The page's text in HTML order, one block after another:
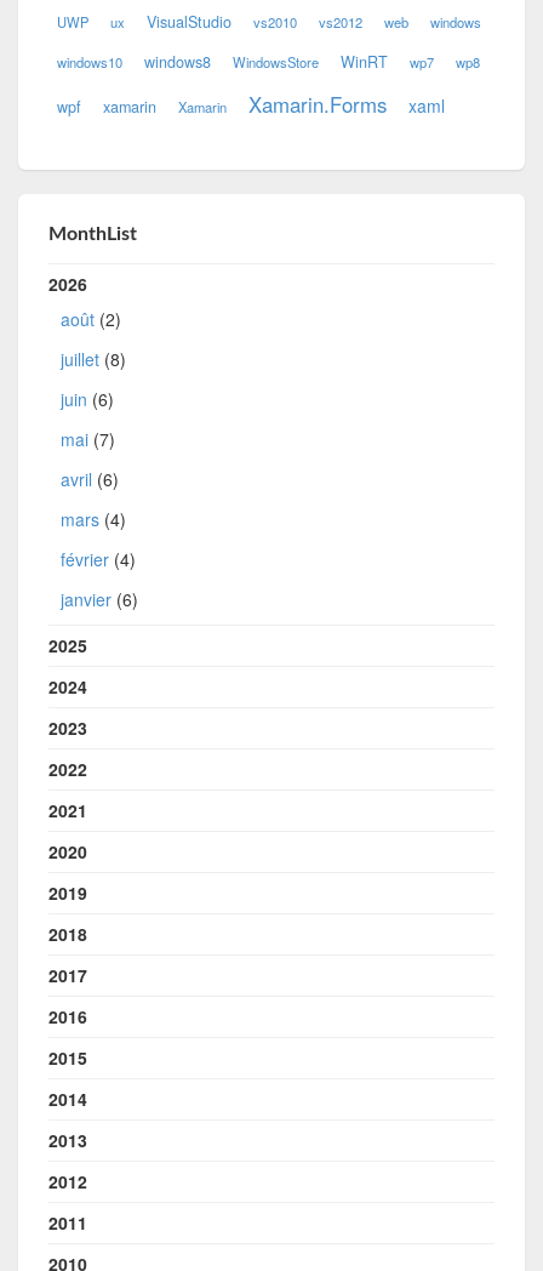
UWP ux VisualStudio vs2010 vs2012 web windows
windows10 windows8 WindowsStore WinRT wp7 wp8
wpf xamarin Xamarin Xamarin.Forms xaml
MonthList
2026
août (2)
juillet (8)
juin (6)
mai (7)
avril (6)
mars (4)
février (4)
janvier (6)
2025
2024
2023
2022
2021
2020
2019
2018
2017
2016
2015
2014
2013
2012
2011
2010